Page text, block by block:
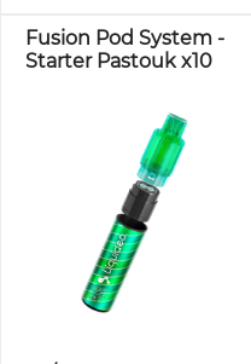
Fusion Pod System -
Starter Pastouk x10